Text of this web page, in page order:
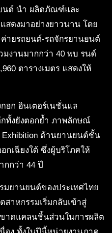
นต์ นำ ผลิตภัณฑ์และ
สดงมาอย่างยาวนาน โดย
ายรถยนต์-รถจักรยานยนต์
มงานมากกว่า 40 พบ รนด์
ตารางเมตร แสดงให้
อก อินเตอร์เนชั่นแล
กทั้งยังตอกย้ำ ภาพลักษณ์
ด้านยานยนต์ชั้น
กเฉียงใต้ ซึ่งผู้บริโภคให้
กกว่า 44 ปี
มยานยนต์ของประเทศไทย
สาหกรรมเริ่มกลับเข้าสู่
าดแคลนชิ้นส่วนในการผลิต